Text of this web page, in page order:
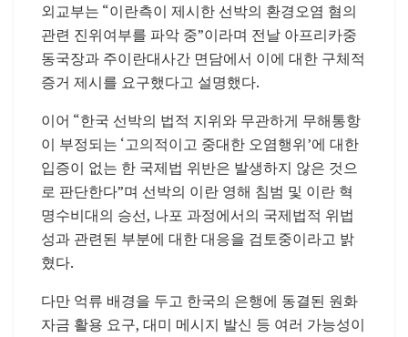
외교부는 “이란측이 제시한 선박의 환경오염 혐의
관련 진위여부를 파악 중”이라며 전날 아프리카중
동국장과 주이란대사간 면담에서 이에 대한 구체적
증거 제시를 요구했다고 설명했다.
이어 “한국 선박의 법적 지위와 무관하게 무해통항
이 부정되는 ‘고의적이고 중대한 오염행위’에 대한
입증이 없는 한 국제법 위반은 발생하지 않은 것으
로 판단한다”며 선박의 이란 영해 침범 및 이란 혁
명수비대의 승선, 나포 과정에서의 국제법적 위법
성과 관련된 부분에 대한 대응을 검토중이라고 밝
혔다.
다만 억류 배경을 두고 한국의 은행에 동결된 원화
자금 활용 요구, 대미 메시지 발신 등 여러 가능성이